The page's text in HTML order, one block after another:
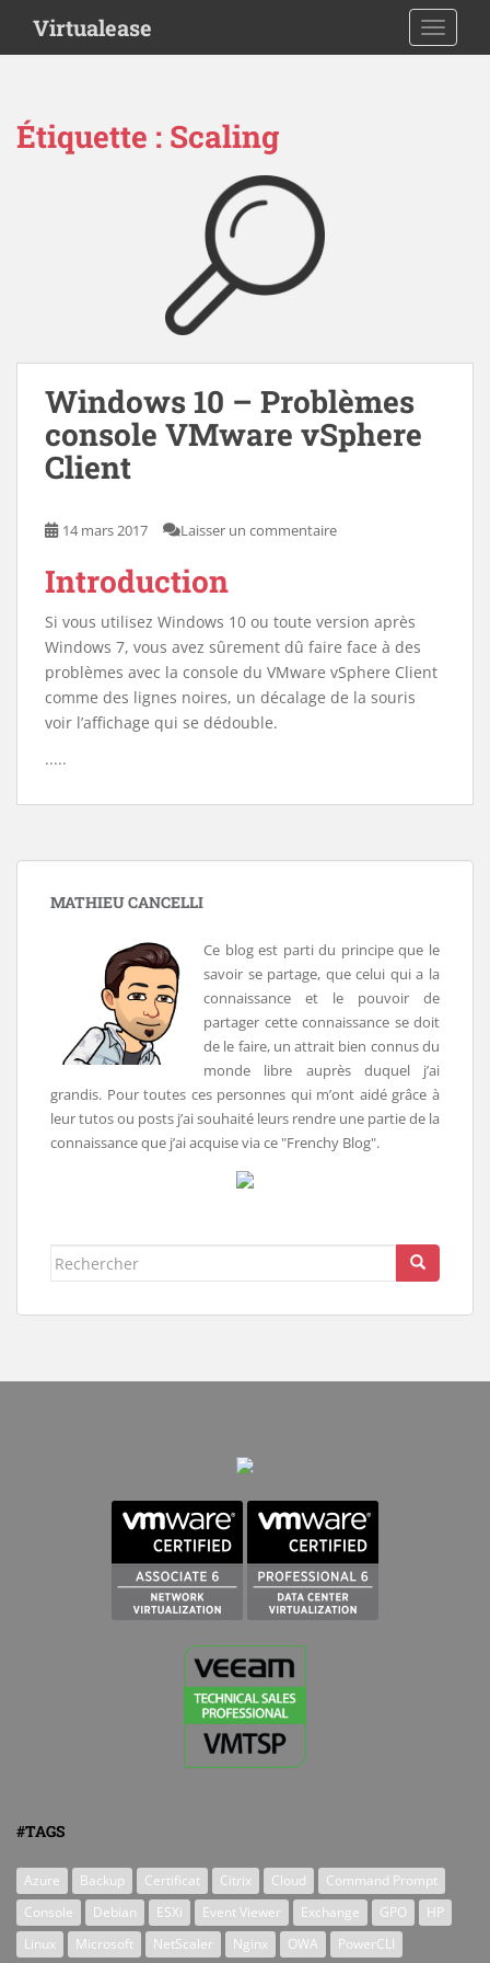
i
Virtualease
Étiquette : Scaling
Windows 10 – Problèmes
console VMware vSphere
Client
14 mars 2017 Laisser un commentaire
Introduction
Si vous utilisez Windows 10 ou toute version après
Windows 7, vous avez sûrement dû faire face à des
problèmes avec la console du VMware vSphere Client
comme des lignes noires, un décalage de la souris
voir l’affichage qui se dédouble.
.....
MATHIEU CANCELLI
Ce blog est parti du principe que le
savoir se partage, que celui qui a la
connaissance et le pouvoir de
partager cette connaissance se doit
de le faire, un attrait bien connus du
monde libre auprès duquel j’ai
grandis. Pour toutes ces personnes qui m’ont aidé grâce à
leur tutos ou posts j’ai souhaité leurs rendre une partie de la
connaissance que j’ai acquise via ce "Frenchy Blog".
Rechercher...
#TAGS
Azure Backup Certificat Citrix Cloud
Command Prompt
Console
Debian ESXi Event Viewer Exchange GPO
HP
Linux
Microsoft NetScaler Nginx OWA PowerCLI